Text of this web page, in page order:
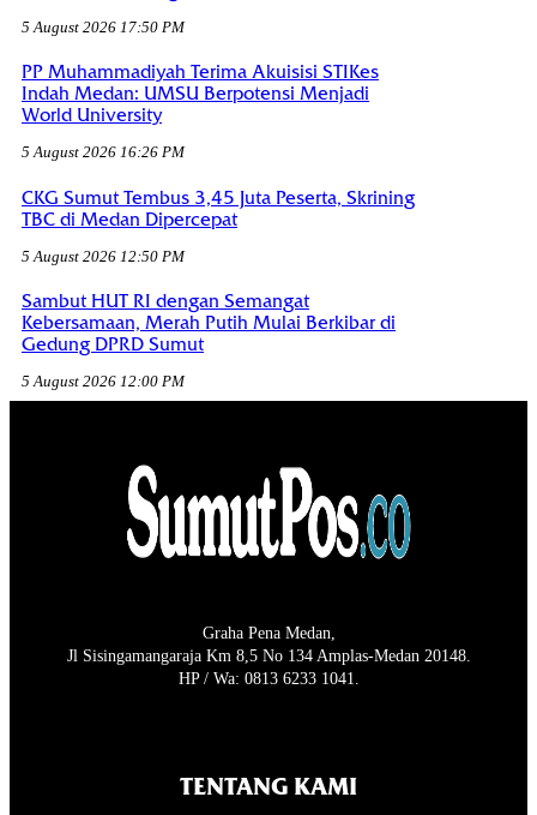
5 August 2026 17:50 PM
PP Muhammadiyah Terima Akuisisi STIKes
Indah Medan: UMSU Berpotensi Menjadi
World University
5 August 2026 16:26 PM
CKG Sumut Tembus 3,45 Juta Peserta, Skrining
TBC di Medan Dipercepat
5 August 2026 12:50 PM
Sambut HUT RI dengan Semangat
Kebersamaan, Merah Putih Mulai Berkibar di
Gedung DPRD Sumut
5 August 2026 12:00 PM
Graha Pena Medan,
Jl Sisingamangaraja Km 8,5 No 134 Amplas-Medan 20148.
HP / Wa: 0813 6233 1041.
TENTANG KAMI